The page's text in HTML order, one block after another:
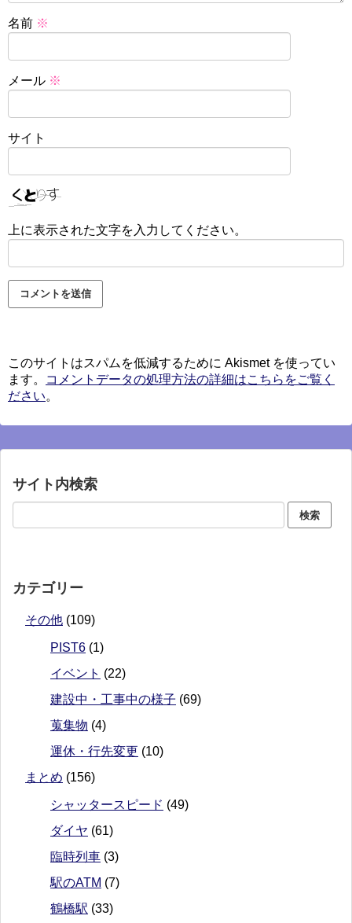
名前 ※
メール ※
サイト
上に表示された文字を入力してください。
このサイトはスパムを低減するために Akismet を使ってい
ます。
コメントデータの処理方法の詳細はこちらをご覧く
ださい。
サイト内検索
カテゴリー
その他 (109)
PIST6 (1)
イベント (22)
建設中・工事中の様子 (69)
蒐集物 (4)
運休・行先変更 (10)
まとめ (156)
シャッタースピード (49)
ダイヤ (61)
臨時列車 (3)
駅のATM (7)
鶴橋駅 (33)